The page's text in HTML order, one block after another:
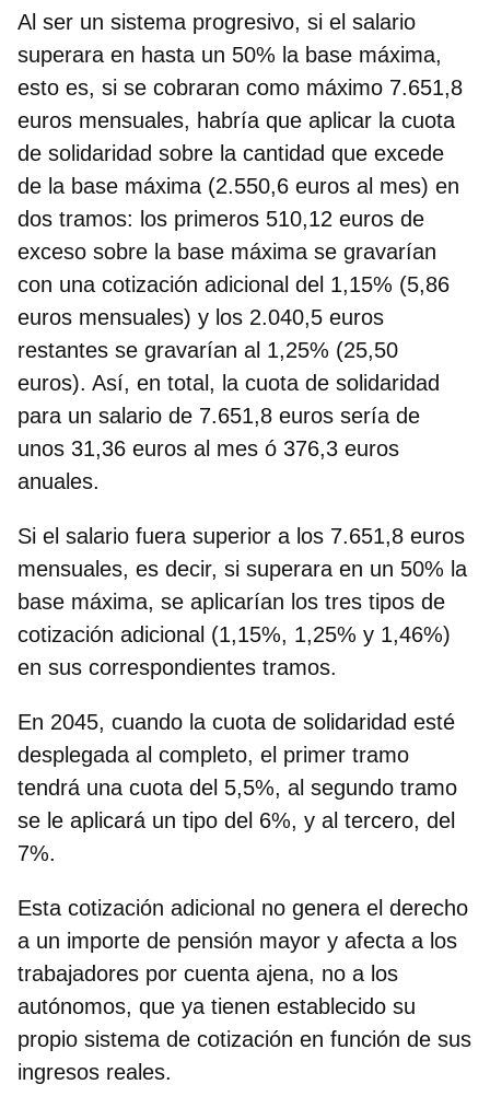
Al ser un sistema progresivo, si el salario
superara en hasta un 50% la base máxima,
esto es, si se cobraran como máximo 7.651,8
euros mensuales, habría que aplicar la cuota
de solidaridad sobre la cantidad que excede
de la base máxima (2.550,6 euros al mes) en
dos tramos: los primeros 510,12 euros de
exceso sobre la base máxima se gravarían
con una cotización adicional del 1,15% (5,86
euros mensuales) y los 2.040,5 euros
restantes se gravarían al 1,25% (25,50
euros). Así, en total, la cuota de solidaridad
para un salario de 7.651,8 euros sería de
unos 31,36 euros al mes ó 376,3 euros
anuales.
Si el salario fuera superior a los 7.651,8 euros
mensuales, es decir, si superara en un 50% la
base máxima, se aplicarían los tres tipos de
cotización adicional (1,15%, 1,25% y 1,46%)
en sus correspondientes tramos.
En 2045, cuando la cuota de solidaridad esté
desplegada al completo, el primer tramo
tendrá una cuota del 5,5%, al segundo tramo
se le aplicará un tipo del 6%, y al tercero, del
7%.
Esta cotización adicional no genera el derecho
a un importe de pensión mayor y afecta a los
trabajadores por cuenta ajena, no a los
autónomos, que ya tienen establecido su
propio sistema de cotización en función de sus
ingresos reales.